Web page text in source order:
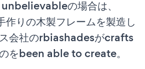
の場合は、
りの木製フレームを製造し
会社のrbiashadesがcrafts
をbeen able to create。